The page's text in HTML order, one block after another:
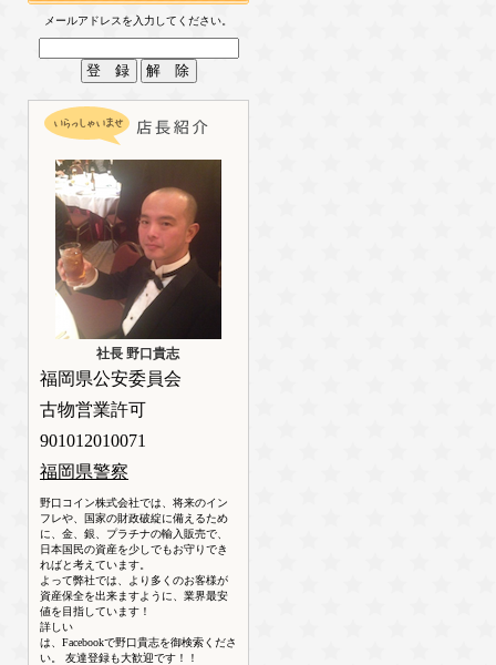
メールアドレスを入力してください。
社長 野口貴志
福岡県公安委員会
古物営業許可
901012010071
福岡県警察
野口コイン株式会社では、将来のイン
フレや、国家の財政破綻に備えるため
に、金、銀、プラチナの輸入販売で、
日本国民の資産を少しでもお守りでき
ればと考えています。
よって弊社では、より多くのお客様が
資産保全を出来ますように、業界最安
値を目指しています！
詳しい
は、Facebookで野口貴志を御検索くださ
い。 友達登録も大歓迎です！！